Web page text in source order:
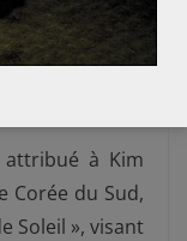
– précipita le
à Kim
Corée du Sud,
Soleil », visant